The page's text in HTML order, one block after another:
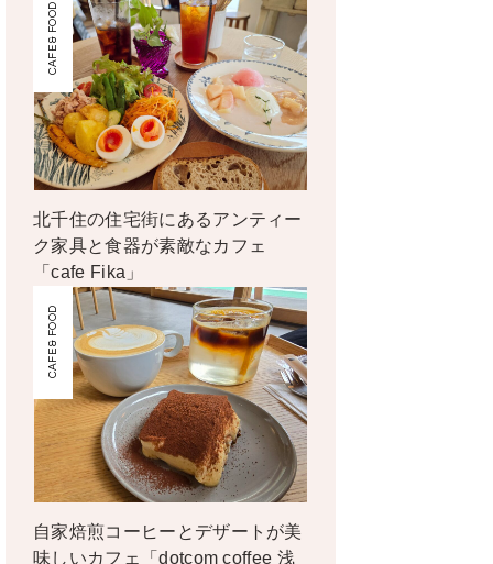
CAFE & FOOD
北千住の住宅街にあるアンティー
ク家具と食器が素敵なカフェ
「cafe Fika」
CAFE & FOOD
自家焙煎コーヒーとデザートが美
味しいカフェ「dotcom coffee 浅